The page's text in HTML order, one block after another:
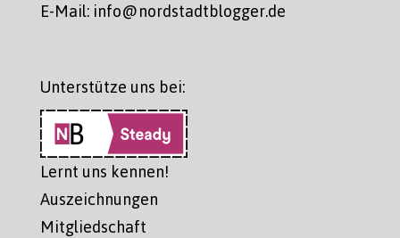
E-Mail: info@nordstadtblogger.de
Unterstütze uns bei:
Lernt uns kennen!
Auszeichnungen
Mitgliedschaft